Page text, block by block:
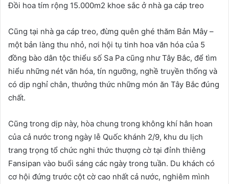
Đồi hoa tím rộng 15.000m2 khoe sắc ở nhà ga cáp treo
Cũng tại nhà ga cáp treo, đừng quên ghé thăm Bản Mây –
một bản làng thu nhỏ, nơi hội tụ tinh hoa văn hóa của 5
đồng bào dân tộc thiểu số Sa Pa cũng như Tây Bắc, để tìm
hiểu những nét văn hóa, tín ngưỡng, nghề truyền thống và
có dịp nghỉ chân, thưởng thức những món ăn Tây Bắc đúng
chất.
Cũng trong dịp này, hòa chung trong không khí hân hoan
của cả nước trong ngày lễ Quốc khánh 2/9, khu du lịch
trang trọng tổ chức nghi thức thượng cờ tại đỉnh thiêng
Fansipan vào buổi sáng các ngày trong tuần. Du khách có
cơ hội đứng trước cột cờ cao nhất cả nước, nghiêm mình